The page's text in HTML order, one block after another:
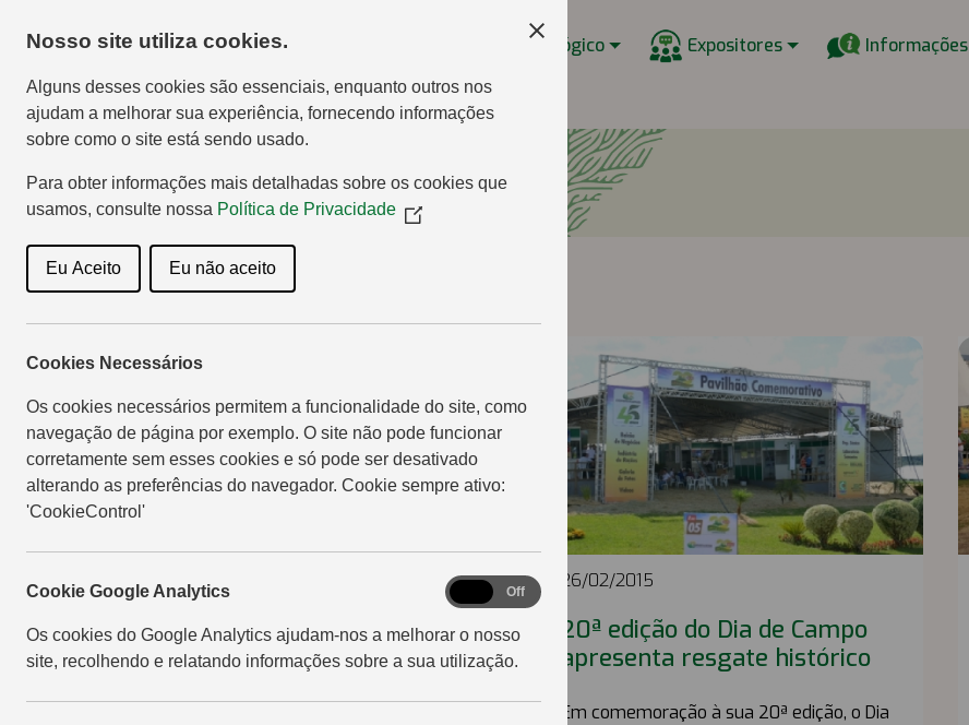
Show Tecnológico Expositores Informações
27/02/2015
20ª edição do Dia de Campo
Copercampos superou
26/02/2015
20ª edição do Dia de Campo
apresenta resgate histórico
Em comemoração à sua 20ª edição, o Dia
Nosso site utiliza cookies.
Alguns desses cookies são essenciais, enquanto outros nos
ajudam a melhorar sua experiência, fornecendo informações
sobre como o site está sendo usado.
Para obter informações mais detalhadas sobre os cookies que
usamos, consulte nossa Política de Privacidade (Opens
window)
Eu Aceito Eu não aceito
Cookies Necessários
Os cookies necessários permitem a funcionalidade do site, como
navegação de página por exemplo. O site não pode funcionar
corretamente sem esses cookies e só pode ser desativado
alterando as preferências do navegador. Cookie sempre ativo:
'CookieControl'
Cookie Google Analytics
Os cookies do Google Analytics ajudam-nos a melhorar o nosso
site, recolhendo e relatando informações sobre a sua utilização.
Cookie
Google
Analytics
Off